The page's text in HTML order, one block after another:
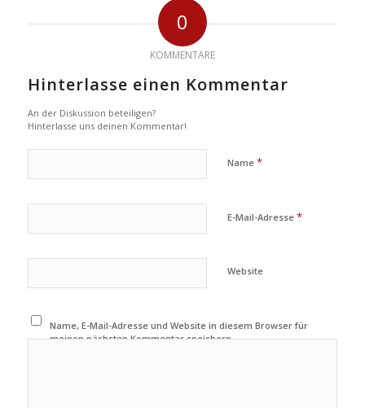
0
KOMMENTARE
Hinterlasse einen Kommentar
An der Diskussion beteiligen?
Hinterlasse uns deinen Kommentar!
Name *
E-Mail-Adresse *
Website
Name, E-Mail-Adresse und Website in diesem Browser für
meinen nächsten Kommentar speichern.